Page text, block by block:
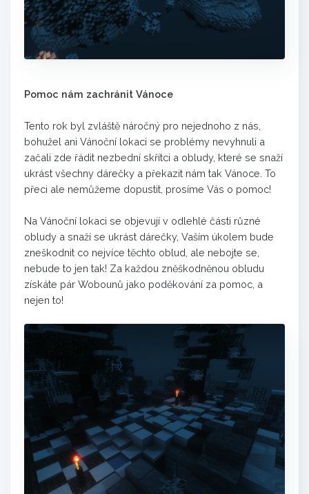
Pomoc nám zachránit Vánoce
Tento rok byl zvláště náročný pro nejednoho z nás,
bohužel ani Vánoční lokaci se problémy nevyhnuli a
začali zde řádit nezbední skřítci a obludy, které se snaží
ukrást všechny dárečky a překazit nám tak Vánoce. To
přeci ale nemůžeme dopustit, prosíme Vás o pomoc!
Na Vánoční lokaci se objevují v odlehlé části různé
obludy a snaží se ukrást dárečky, Vaším úkolem bude
zneškodnit co nejvíce těchto oblud, ale nebojte se,
nebude to jen tak! Za každou zněškodněnou obludu
získáte pár Wobounů jako poděkování za pomoc, a
nejen to!